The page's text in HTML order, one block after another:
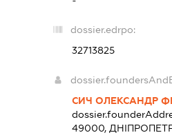
dossier.edrpo:
32713825
СИЧ ОЛЕКСАНДР
49000,